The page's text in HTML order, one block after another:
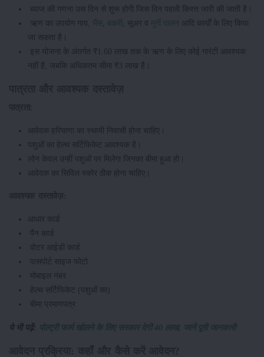
ब्याज की गणना उस दिन से शुरू होगी जिस दिन पहली किस्त जारी की जाती है।
ऋण का उपयोग गाय,
भैंस बकरी , सूअर व मुर्गी पालन आदि कार्यों के लिए किया
जा सकता है।
इस योजना के अंतर्गत ₹1.60 लाख तक के ऋण के लिए कोई गारंटी आवश्यक
नहीं है, जबकि अधिकतम सीमा ₹3 लाख है।
आवेदक हरियाणा का स्थायी निवासी होना चाहिए।
पशुओं का हेल्थ सर्टिफिकेट आवश्यक है।
लोन केवल उन्हीं पशुओं पर मिलेगा जिनका बीमा हुआ हो।
आवेदक का सिविल स्कोर ठीक होना चाहिए।
आधार कार्ड
पैन कार्ड
वोटर आईडी कार्ड
पासपोर्ट साइज फोटो
मोबाइल नंबर
हेल्थ सर्टिफिकेट (पशुओं का)
बीमा प्रमाणपत्र
ये भी पढ़ें: पोल्ट्री फार्म खोलने के लिए सरकार देगी 40 लाख, जानें पूरी जानकारी